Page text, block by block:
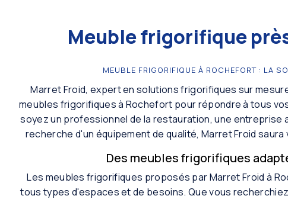
Meuble frigorifique
MEUBLE FRIGORIFIQUE À ROCHEFORT : LA
Marret Froid, expert en solutions frigorifiques sur
meubles frigorifiques à Rochefort pour répondre à tous
soyez un professionnel de la restauration, une entreprise
recherche d'un équipement de qualité, Marret Froid
Des meubles frigorifiques
Les meubles frigorifiques proposés par Marret Froid à
tous types d'espaces et de besoins. Que vous